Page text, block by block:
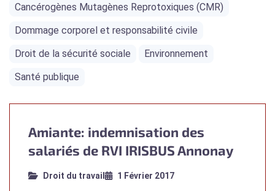
Cancérogènes Mutagènes Reprotoxiques (CMR)
Dommage corporel et responsabilité civile
Droit de la sécurité sociale
Environnement
Santé publique
Amiante: indemnisation des
salariés de RVI IRISBUS Annonay
Droit du travail 1 Février 2017